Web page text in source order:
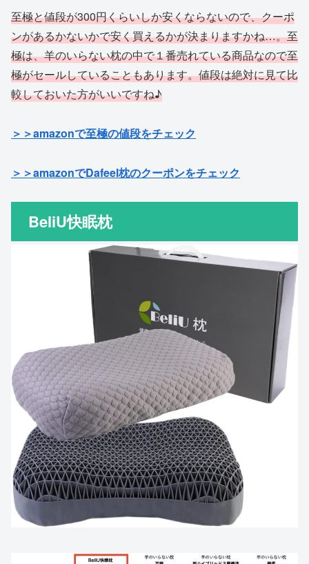
至極と値段が300円くらいしか安くならないので、クーポ
ンがあるかないかで安く買えるかが決まりますかね…。至
極は、羊のいらない枕の中で１番売れている商品なので至
極がセールしていることもあります。値段は絶対に見て比
較しておいた方がいいですね♪
＞＞amazonで至極の値段をチェック
＞＞amazonでDafeel枕のクーポンをチェック
BeliU快眠枕